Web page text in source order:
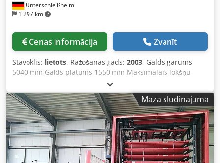
Unterschleißheim
1 297 km
Cenas informācija Zvanīt
Stāvoklis: lietots, Ražošanas gads: 2003, Galds garums
5040 mm Galds platums 1550 mm Maksimālais lokšņu
biezums 12 mm Maksimālais lokšņu svars 330 kg Ejas ceļš -
x ass 2520 mm Ejas ceļš - z ass 300 mm Ejas ceļš - y ass
1550 mm Griešanas ātrums 20 m/min Ātrgaitas padeve
X/Y/Z 80/80/60 m/min Pozicionēšanas precizitāte ±0,01
mm/500 mm Atkārtojamība ±0,005 mm Galds augstums
820 mm Atveres izmērs 550x1550 mm Saspiestais gaiss
6/20 bar Kopējā jaudas prasība 10 kW Mašīnas svars
apmēram 6,5 t Vajadzīgā vieta aptuveni 2,5x5,7x2,3 m
Mazā sludinājuma